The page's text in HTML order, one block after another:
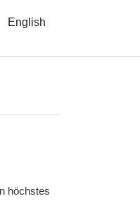
English
höchstes